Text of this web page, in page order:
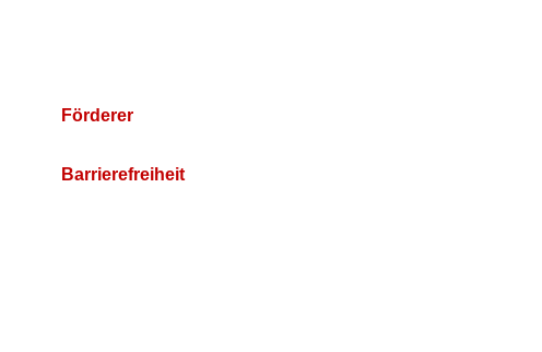
Förderer
Barrierefreiheit